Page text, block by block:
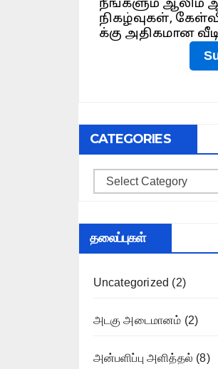
CATEGORIES
Categories
தலைப்புகள்
Uncategorized (2)
அடகு அடைமானம் (2)
அன்பளிப்பு அளித்தல் (8)